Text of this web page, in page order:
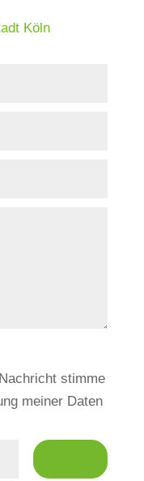
Köln
stimme
meiner Daten